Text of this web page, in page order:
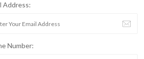
Address:
Number: